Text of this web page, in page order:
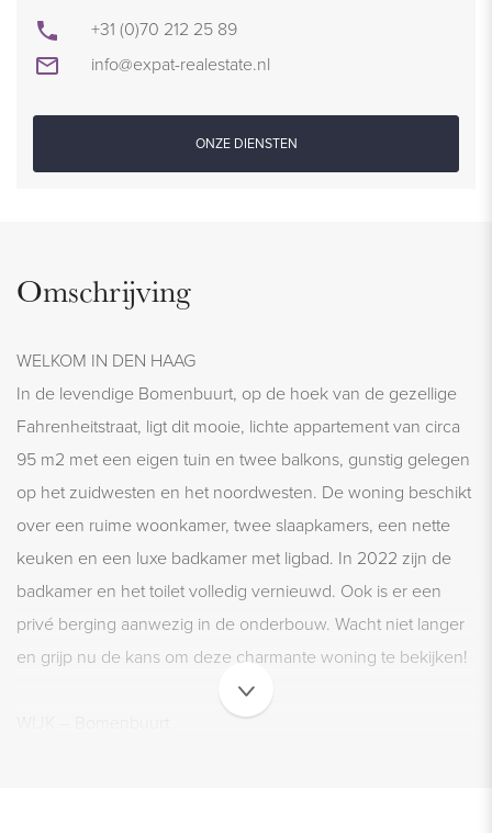
+31 (0)70 212 25 89
info@expat-realestate.nl
ONZE DIENSTEN
Omschrijving
WELKOM IN DEN HAAG
In de levendige Bomenbuurt, op de hoek van de gezellige
Fahrenheitstraat, ligt dit mooie, lichte appartement van circa
95 m2 met een eigen tuin en twee balkons, gunstig gelegen
op het zuidwesten en het noordwesten. De woning beschikt
over een ruime woonkamer, twee slaapkamers, een nette
keuken en een luxe badkamer met ligbad. In 2022 zijn de
badkamer en het toilet volledig vernieuwd. Ook is er een
privé berging aanwezig in de onderbouw. Wacht niet langer
en grijp nu de kans om deze charmante woning te bekijken!